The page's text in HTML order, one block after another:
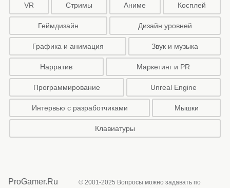
VR Стримы Аниме Косплей
Геймдизайн Дизайн уровней
Графика и анимация Звук и музыка
Нарратив Маркетинг и PR
Программирование Unreal Engine
Интервью с разработчиками Мышки
Клавиатуры
ProGamer.Ru © 2001-2025 Вопросы можно задавать по